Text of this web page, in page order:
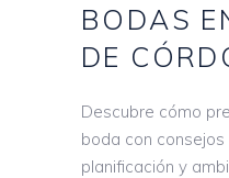
BODAS
DE
Descubre cómo
boda con
planificación y